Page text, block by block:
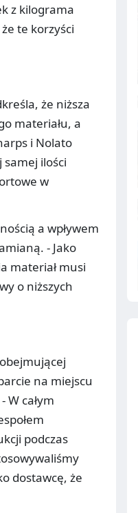
z kilograma
te korzyści
że niższa
materiału, a
i Nolato
ilości
w
a wpływem
- Jako
materiał musi
o niższych
na miejscu
W całym
podczas
dostawcę, że